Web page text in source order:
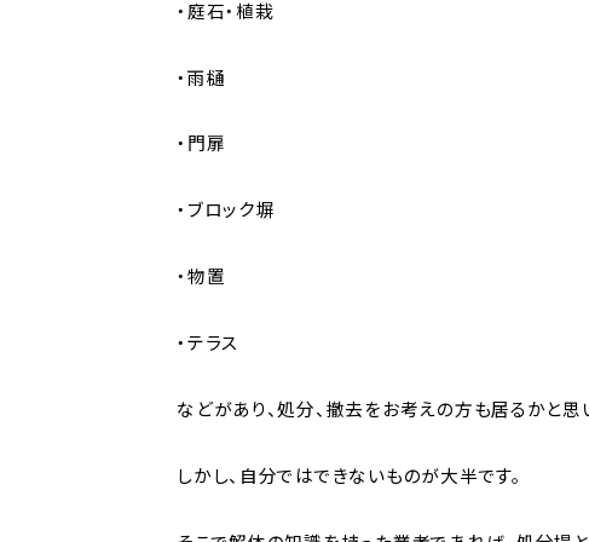
・庭石・植栽
・雨樋
・門扉
・ブロック塀
・物置
・テラス
などがあり、処分、撤去をお考えの方も居るかと思
しかし、自分ではできないものが大半です。